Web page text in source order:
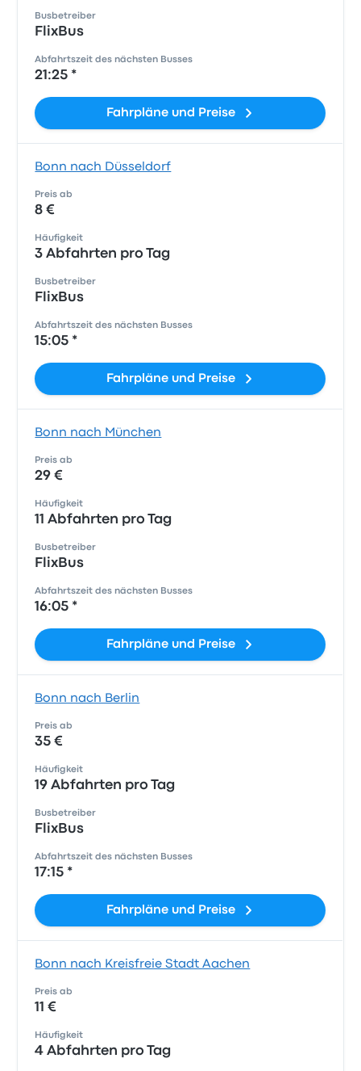
Busbetreiber
FlixBus
Abfahrtszeit des nächsten Busses
21:25 *
Fahrpläne und Preise
Bonn nach Düsseldorf
Preis ab
8 €
Häufigkeit
3 Abfahrten pro Tag
Busbetreiber
FlixBus
Abfahrtszeit des nächsten Busses
15:05 *
Fahrpläne und Preise
Bonn nach München
Preis ab
29 €
Häufigkeit
11 Abfahrten pro Tag
Busbetreiber
FlixBus
Abfahrtszeit des nächsten Busses
16:05 *
Fahrpläne und Preise
Bonn nach Berlin
Preis ab
35 €
Häufigkeit
19 Abfahrten pro Tag
Busbetreiber
FlixBus
Abfahrtszeit des nächsten Busses
17:15 *
Fahrpläne und Preise
Bonn nach Kreisfreie Stadt Aachen
Preis ab
11 €
Häufigkeit
4 Abfahrten pro Tag